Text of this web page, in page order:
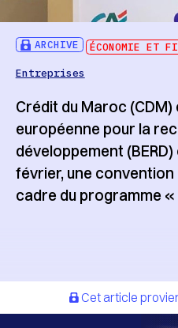
ARCHIVE ÉCONOMIE ET
Entreprises
Crédit du Maroc (CDM)
européenne pour la
développement
février, une
cadre du programme «
Cet article